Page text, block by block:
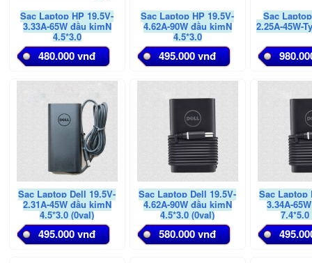
Sạc Laptop HP 19.5V-
3.33A-65W đầu kimN
4.5*3.0
480.000 vnđ
Sạc Laptop HP 19.5V-
4.62A-90W đầu kimN
4.5*3.0
495.000 vnđ
Sạc
2.25A-45W-
Sạc Laptop Dell 19.5V-
2.31A-45W đầu kimN
4.5*3.0 (0val)
495.000 vnđ
Sạc Laptop Dell 19.5V-
4.62A-90W đầu kimN
4.5*3.0 (0val)
580.000 vnđ
Sạc Laptop
3.34A-